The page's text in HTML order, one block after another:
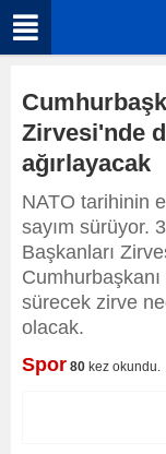
Zirvesi'nde
ağırlayacak
NATO tarihinin
sayım sürüyor.
Başkanları
sürecek zirve
olacak.
Spor 80 kez okundu.